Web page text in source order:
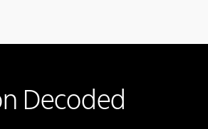
Decoded